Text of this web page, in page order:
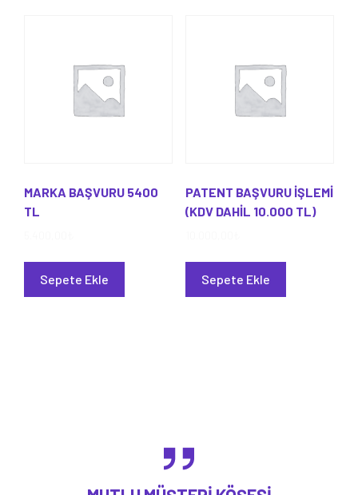
MARKA BAŞVURU 5400
TL
Sepete Ekle
PATENT BAŞVURU İŞLEMİ
(KDV DAHİL 10.000 TL)
Sepete Ekle